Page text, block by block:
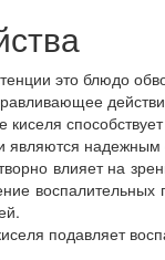
это блюдо
киселя
являются
влияет на
воспалительных
подавляет